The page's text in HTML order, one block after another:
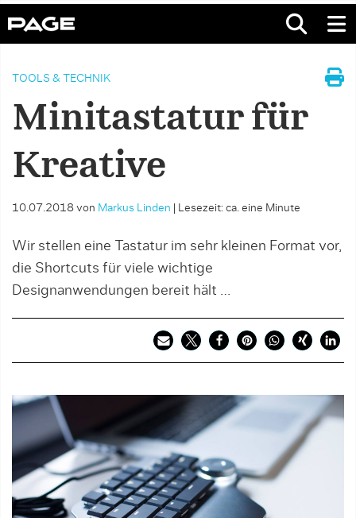
TOOLS & TECHNIK
Minitastatur für
Kreative
10.07.2018 von Markus Linden Lesezeit: ca. eine Minute
Wir stellen eine Tastatur im sehr kleinen Format vor,
die Shortcuts für viele wichtige
Designanwendungen bereit hält …